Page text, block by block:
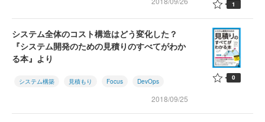
1
システム全体のコスト構造はどう変化した？
『システム開発のための見積りのすべてがわか
る本』より
システム構築 見積もり Focus DevOps
2018/09/25
0